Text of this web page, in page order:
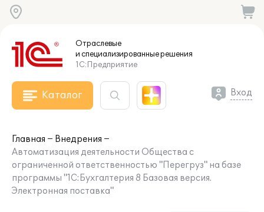
Отраслевые
и специализированныерешения
1С:Предприятие
Каталог Вход
Главная
Внедрения
Автоматизация деятельности Общества с
ограниченной ответственностью "Перегруз" на базе
программы "1С:Бухгалтерия 8 Базовая версия.
Электронная поставка"